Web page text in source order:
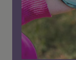
c
e